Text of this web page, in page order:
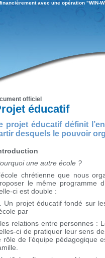
avec une opération "WIN-
officiel
éducatif
projet éducatif définit
desquels le pouvoir
une autre école ?
chrétienne que nous
le même programme
ci est double :
Un projet éducatif fondé sur
par
les relations entre personnes :
ci de pratiquer leur sens
rôle de l’équipe pédagogique